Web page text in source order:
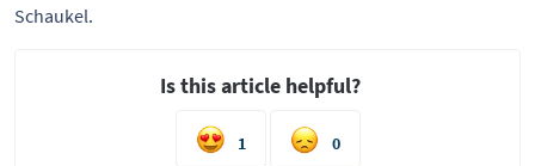
Schaukel.
Is this article helpful?
1 0